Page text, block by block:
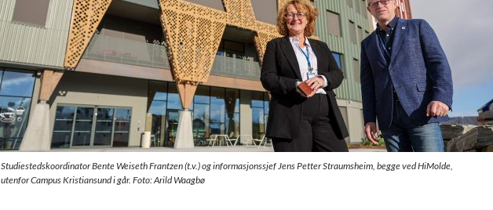
Studiestedskoordinator Bente Weiseth Frantzen (t.v.) og informasjonssjef Jens Petter Straumsheim, begge ved HiMolde,
utenfor Campus Kristiansund i går. Foto: Arild Waagbø